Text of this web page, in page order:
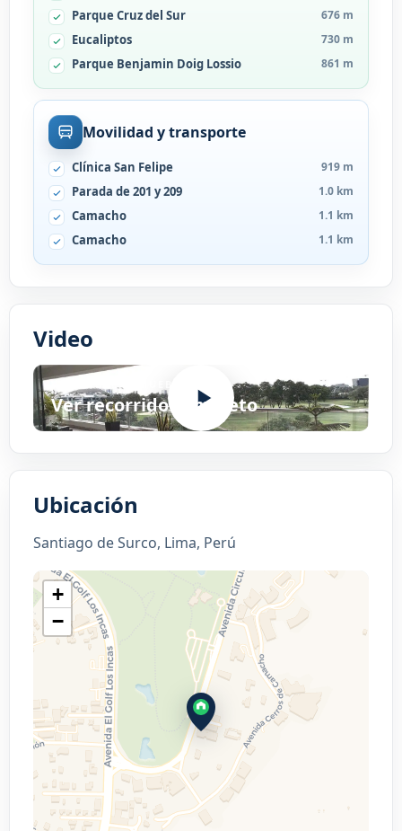
Parque Cruz del Sur 676 m
Eucaliptos 730 m
Parque Benjamin Doig Lossio 861 m
Movilidad y transporte
Clínica San Felipe 919 m
Parada de 201 y 209 1.0 km
Camacho 1.1 km
Camacho 1.1 km
Video
VIDEO DEL INMUEBLE
Ver recorrido completo
Ubicación
Santiago de Surco, Lima, Perú
+
−